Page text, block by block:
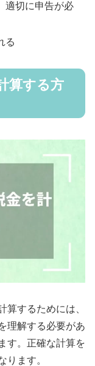
適切に申告が必
る
算する方
算するためには、
理解する必要があ
す。正確な計算を
ります。